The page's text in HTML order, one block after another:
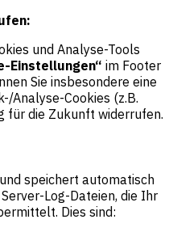
und Analyse-Tools
Einstellungen“ im Footer
Sie insbesondere eine
Analyse-Cookies (z.B.
für die Zukunft widerrufen.
speichert automatisch
Log-Dateien, die Ihr
Dies sind: